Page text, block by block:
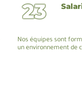
23
Nos équipes sont
un environnement de